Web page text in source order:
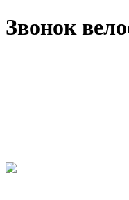
Звонок